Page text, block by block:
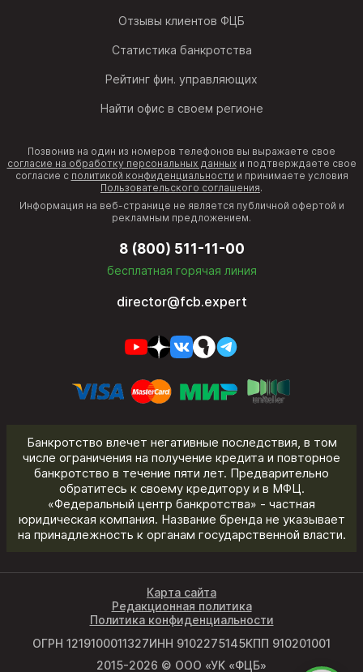
Отзывы клиентов ФЦБ
Статистика банкротства
Рейтинг фин. управляющих
Найти офис в своем регионе
Позвонив на один из номеров телефонов вы выражаете свое
согласие на обработку персональных данныхи подтверждаете свое
согласие с политикой конфиденциальности и принимаете условия
Пользовательского соглашения.
Информация на веб-странице не является публичной офертой и
рекламным предложением.
8 (800) 511-11-00
бесплатная горячая линия
director@fcb.expert
Банкротство влечет негативные последствия, в том
числе ограничения на получение кредита и повторное
банкротство в течение пяти лет. Предварительно
обратитесь к своему кредитору и в МФЦ.
«Федеральный центр банкротства» - частная
юридическая компания. Название бренда не указывает
на принадлежность к органам государственной власти.
ОГРН 1219100011327ИНН 9102275145КПП 910201001
2015-2026 © ООО «УК «ФЦБ»
Карта сайта
Редакционная политика
Политика конфиденциальности